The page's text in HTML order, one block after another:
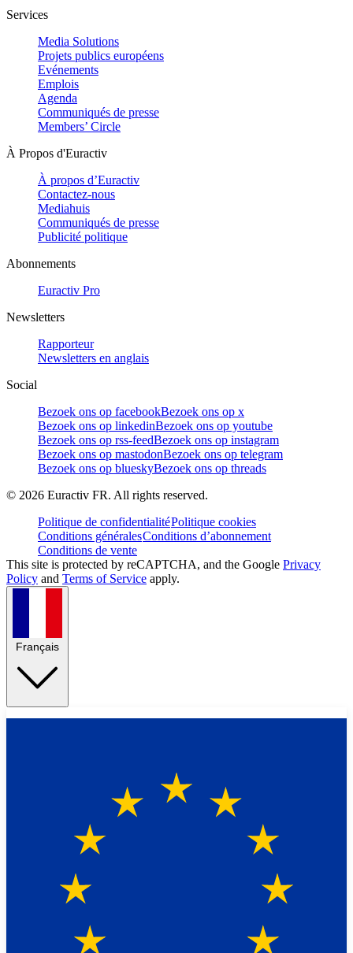
Services
Media Solutions
Projets publics européens
Evénements
Emplois
Agenda
Communiqués de presse
Members’ Circle
À Propos d'Euractiv
À propos d’Euractiv
Contactez-nous
Mediahuis
Communiqués de presse
Publicité politique
Abonnements
Euractiv Pro
Newsletters
Rapporteur
Newsletters en anglais
Social
Bezoek ons op facebookBezoek ons op x
Bezoek ons op linkedinBezoek ons op youtube
Bezoek ons op rss-feedBezoek ons op instagram
Bezoek ons op mastodonBezoek ons op telegram
Bezoek ons op blueskyBezoek ons op threads
© 2026 Euractiv FR. All rights reserved.
Politique de confidentialitéPolitique cookies
Conditions généralesConditions d’abonnement
Conditions de vente
This site is protected by reCAPTCHA, and the Google Privacy
Policy and Terms of Service apply.
Français